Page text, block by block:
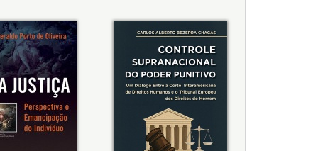
p. 114